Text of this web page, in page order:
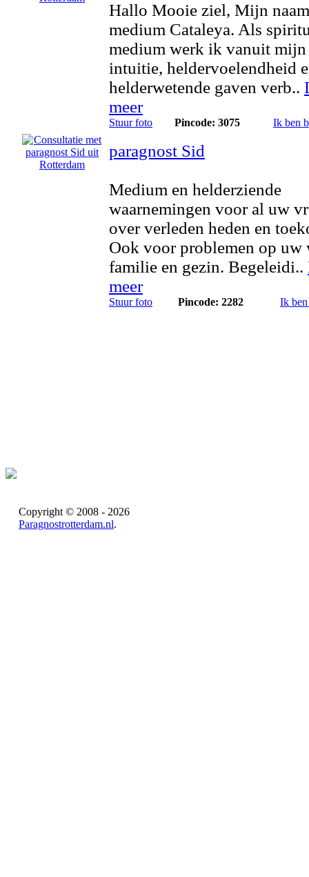
Hallo Mooie ziel, Mijn
medium Cataleya. Als
medium werk ik vanuit mijn
intuitie, heldervoelendheid
helderwetende gaven verb..
meer
Stuur foto Pincode: 3075 Ik ben
paragnost Sid
Medium en helderziende
waarnemingen voor al uw
over verleden heden en
Ook voor problemen op uw
familie en gezin. Begeleidi..
meer
Stuur foto Pincode: 2282 Ik
Copyright © 2008 - 2026
Paragnostrotterdam.nl.